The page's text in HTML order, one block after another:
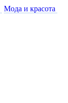
Мода и красота